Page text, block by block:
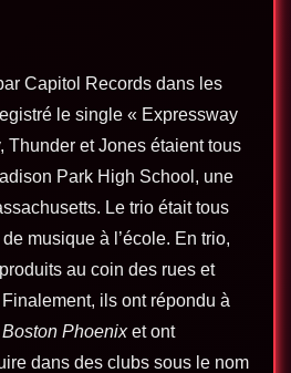
Capitol Records dans les
le single « Expressway
Thunder et Jones étaient tous
Park High School, une
Le trio était tous
musique à l’école. En trio,
au coin des rues et
ils ont répondu à
Boston Phoenixet ont
dans des clubs sous le nom